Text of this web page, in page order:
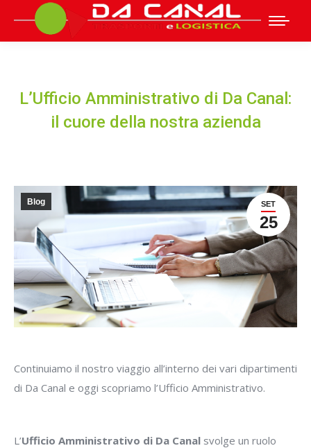
L’Ufficio Amministrativo di Da Canal:
il cuore della nostra azienda
SET
25
Blog
Continuiamo il nostro viaggio all’interno dei vari dipartimenti
di Da Canal e oggi scopriamo l’Ufficio Amministrativo.
L’Ufficio Amministrativo di Da Canal svolge un ruolo